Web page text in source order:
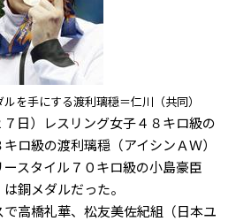
を手にする渡利璃穏＝仁川（共同）
日）レスリング女子４８キロ級の
ロ級の渡利璃穏（アイシンＡＷ）
スタイル７０キロ級の小島豪臣
銅メダルだった。
高橋礼華、松友美佐紀組（日本ユ